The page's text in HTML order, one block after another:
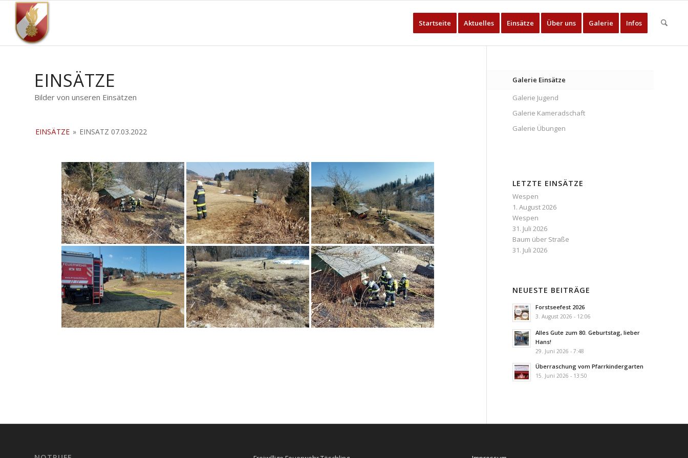
Startseite Aktuelles Einsätze Über uns Galerie Infos
EINSÄTZE
Bilder von unseren Einsätzen
EINSÄTZE » EINSATZ 07.03.2022
Galerie Einsätze
Galerie Jugend
Galerie Kameradschaft
Galerie Übungen
LETZTE EINSÄTZE
Wespen
1. August 2026
Wespen
31. Juli 2026
Baum über Straße
31. Juli 2026
NEUESTE BEITRÄGE
Forstseefest 2026
3. August 2026 - 12:06
Alles Gute zum 80. Geburtstag, lieber
Hans!
29. Juni 2026 - 7:48
Überraschung vom Pfarrkindergarten
15. Juni 2026 - 13:50